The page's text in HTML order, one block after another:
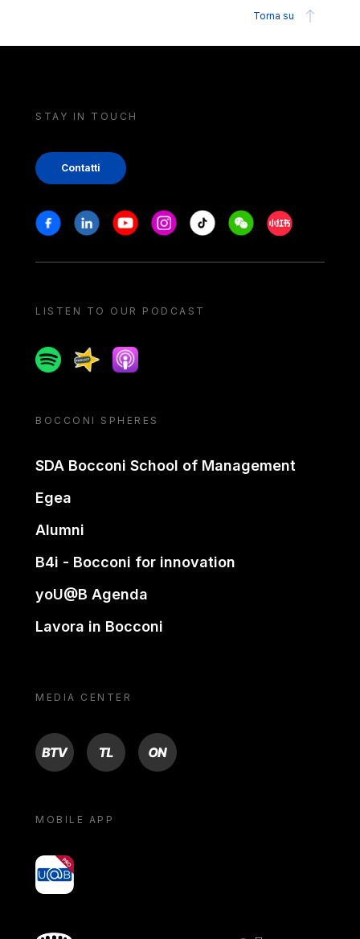
Torna su
STAY IN TOUCH
Contatti
Stay in touch
FacebookLinkedinYoutubeInstagram
Tiktok WeechatXiaohongshu/
LISTEN TO OUR PODCAST
SpotifySpreakerApple podcast
BOCCONI SPHERES
SDA Bocconi School of Management
Egea
Alumni
B4i - Bocconi for innovation
yoU@B Agenda
Lavora in Bocconi
MEDIA CENTER
BTV TL ON
MOBILE APP
yoU@B